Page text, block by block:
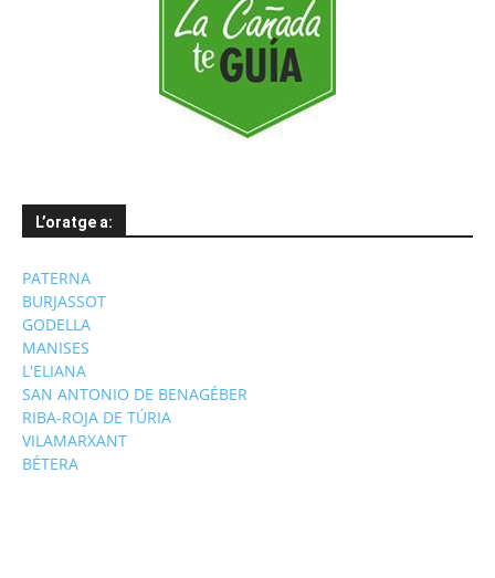
L’oratge a:
PATERNA
BURJASSOT
GODELLA
MANISES
L'ELIANA
SAN ANTONIO DE BENAGÉBER
RIBA-ROJA DE TÚRIA
VILAMARXANT
BÉTERA